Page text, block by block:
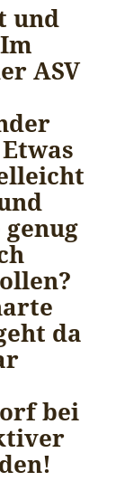
und
ASV
da
bei